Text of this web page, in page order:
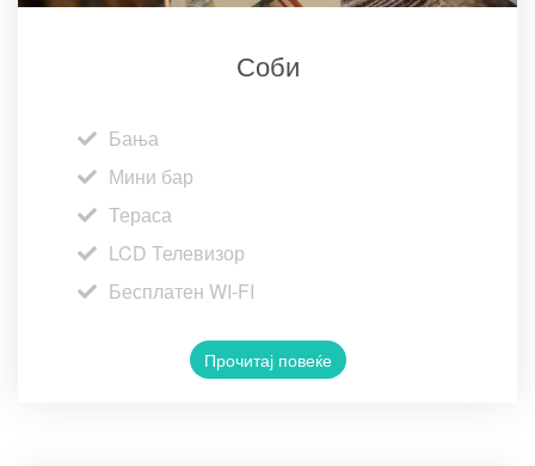
Соби
Бања
Мини бар
Тераса
LCD Телевизор
Бесплатен WI-FI
Прочитај повеќе